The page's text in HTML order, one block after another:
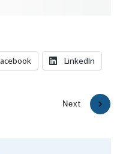
LinkedIn
Next